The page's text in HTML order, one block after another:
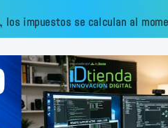
los impuestos se calculan al